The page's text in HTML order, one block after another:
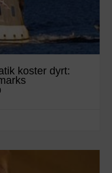
koster dyrt: